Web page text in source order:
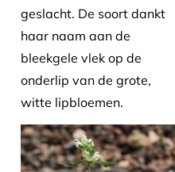
geslacht. De soort dankt
haar naam aan de
bleekgele vlek op de
onderlip van de grote,
witte lipbloemen.